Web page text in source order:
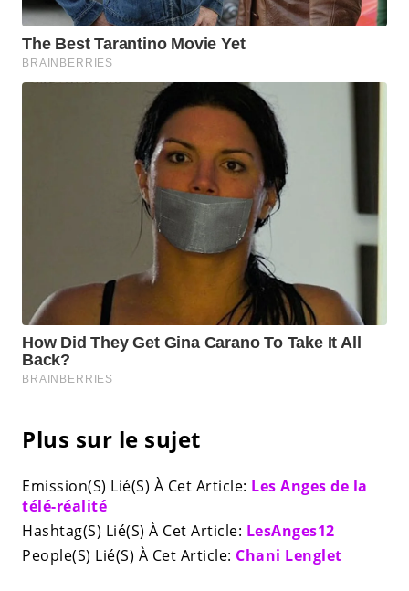
Plus sur le sujet
Emission(S) Lié(S) À Cet Article: Les Anges de la
télé-réalité
Hashtag(S) Lié(S) À Cet Article: LesAnges12
People(S) Lié(S) À Cet Article: Chani Lenglet